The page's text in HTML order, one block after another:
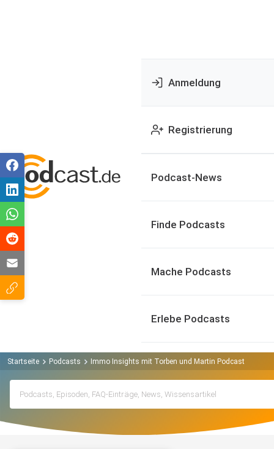
Anmeldung
Registrierung
Podcast-News
Finde Podcasts
Mache Podcasts
Erlebe Podcasts
Startseite Podcasts Immo Insights mit Torben und Martin Podcast